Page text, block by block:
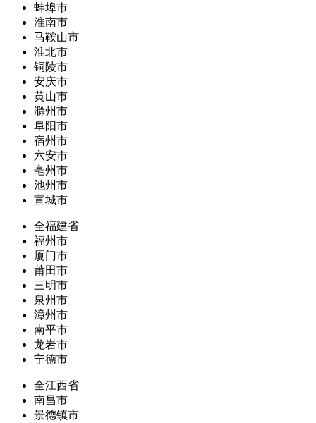
蚌埠市
淮南市
马鞍山市
淮北市
铜陵市
安庆市
黄山市
滁州市
阜阳市
宿州市
六安市
亳州市
池州市
宣城市
全福建省
福州市
厦门市
莆田市
三明市
泉州市
漳州市
南平市
龙岩市
宁德市
全江西省
南昌市
景德镇市